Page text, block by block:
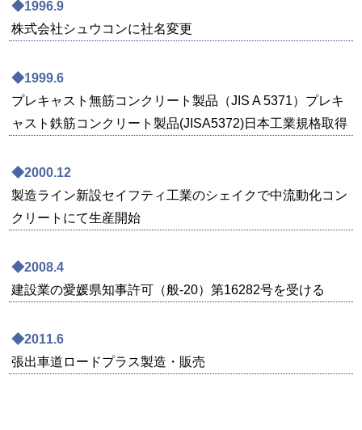
◆1996.9
株式会社シュウコンに社名変更
◆1999.6
プレキャスト無筋コンクリート製品（JIS A 5371）プレキ
ャスト鉄筋コンクリート製品(JISA5372)日本工業規格取得
◆2000.12
製造ライン新設セイフティ工業のシェイクで中流動化コン
クリートにて生産開始
◆2008.4
建設業の愛媛県知事許可（般-20）第16282号を受ける
◆2011.6
張出車道ロードプラス製造・販売